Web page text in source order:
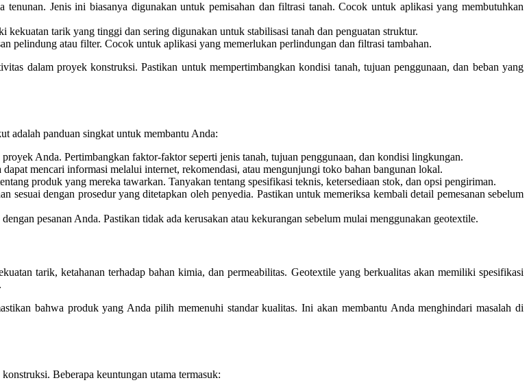
tenunan. Jenis ini biasanya digunakan untuk pemisahan dan filtrasi tanah. Cocok untuk aplikasi yang membutuhkan
kekuatan tarik yang tinggi dan sering digunakan untuk stabilisasi tanah dan penguatan struktur.
pelindung atau filter. Cocok untuk aplikasi yang memerlukan perlindungan dan filtrasi tambahan.
dalam proyek konstruksi. Pastikan untuk mempertimbangkan kondisi tanah, tujuan penggunaan, dan beban yang
adalah panduan singkat untuk membantu Anda:
Anda. Pertimbangkan faktor-faktor seperti jenis tanah, tujuan penggunaan, dan kondisi lingkungan.
mencari informasi melalui internet, rekomendasi, atau mengunjungi toko bahan bangunan lokal.
produk yang mereka tawarkan. Tanyakan tentang spesifikasi teknis, ketersediaan stok, dan opsi pengiriman.
sesuai dengan prosedur yang ditetapkan oleh penyedia. Pastikan untuk memeriksa kembali detail pemesanan sebelum
pesanan Anda. Pastikan tidak ada kerusakan atau kekurangan sebelum mulai menggunakan geotextile.
tarik, ketahanan terhadap bahan kimia, dan permeabilitas. Geotextile yang berkualitas akan memiliki spesifikasi
bahwa produk yang Anda pilih memenuhi standar kualitas. Ini akan membantu Anda menghindari masalah di
Beberapa keuntungan utama termasuk: